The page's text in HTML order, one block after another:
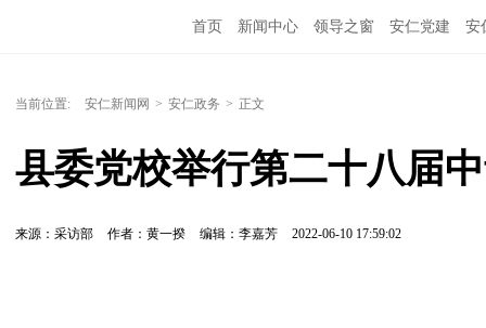
首页 新闻中心 领导之窗 安仁党建 安
当前位置: 安仁新闻网 > 安仁政务 > 正文
县委党校举行第二十八届
来源：采访部 作者：黄一揆 编辑：李嘉芳 2022-06-10 17:59:02